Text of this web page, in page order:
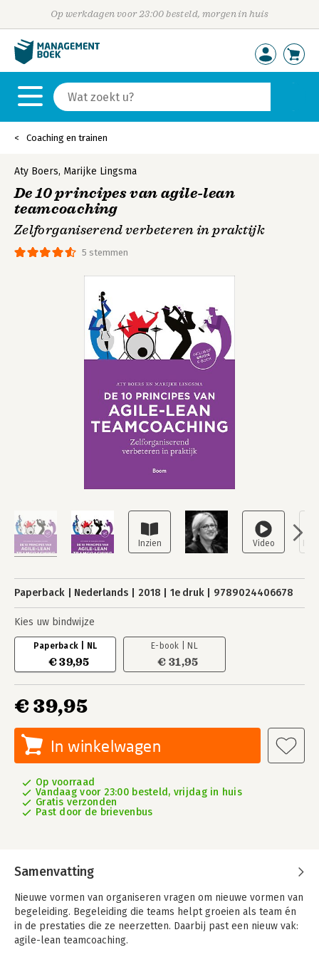
Op werkdagen voor 23:00 besteld, morgen in huis
Coaching en trainen
5 stemmen
Aty Boers, Marijke Lingsma
De 10 principes van agile-lean
teamcoaching
Zelforganiserend verbeteren in praktijk
Paperback Nederlands 2018 1e druk 9789024406678
Kies uw bindwijze
Paperback | NL
€ 39,95
E-book | NL
€ 31,95
€ 39,95
In winkelwagen
Op voorraad
Vandaag voor 23:00 besteld, vrijdag in huis
Gratis verzonden
Past door de brievenbus
Samenvatting
Nieuwe vormen van organiseren vragen om nieuwe vormen van
begeleiding. Begeleiding die teams helpt groeien als team én
in de prestaties die ze neerzetten. Daarbij past een nieuw vak:
agile-lean teamcoaching.